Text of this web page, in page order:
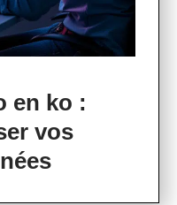
en ko :
vos